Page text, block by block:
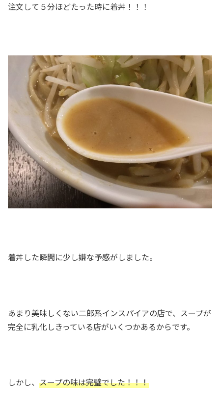
注文して５分ほどたった時に着丼！！！
着丼した瞬間に少し嫌な予感がしました。
あまり美味しくない二郎系インスパイアの店で、スープが
完全に乳化しきっている店がいくつかあるからです。
しかし、 スープの味は完璧でした！！！